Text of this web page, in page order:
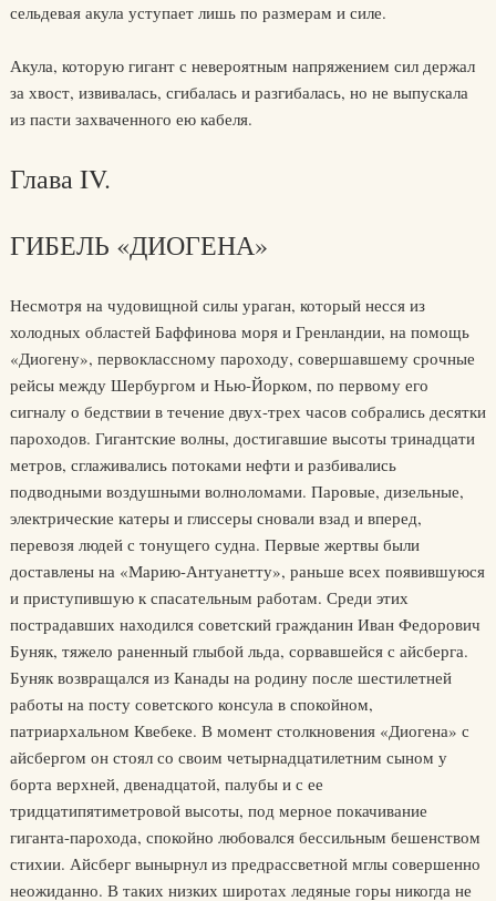
сельдевая акула уступает лишь по размерам и силе.
Акула, которую гигант с невероятным напряжением сил держал
за хвост, извивалась, сгибалась и разгибалась, но не выпускала
из пасти захваченного ею кабеля.
Глава IV.
ГИБЕЛЬ «ДИОГЕНА»
Несмотря на чудовищной силы ураган, который несся из
холодных областей Баффинова моря и Гренландии, на помощь
«Диогену», первоклассному пароходу, совершавшему срочные
рейсы между Шербургом и Нью-Йорком, по первому его
сигналу о бедствии в течение двух-трех часов собрались десятки
пароходов. Гигантские волны, достигавшие высоты тринадцати
метров, сглаживались потоками нефти и разбивались
подводными воздушными волноломами. Паровые, дизельные,
электрические катеры и глиссеры сновали взад и вперед,
перевозя людей с тонущего судна. Первые жертвы были
доставлены на «Марию-Антуанетту», раньше всех появившуюся
и приступившую к спасательным работам. Среди этих
пострадавших находился советский гражданин Иван Федорович
Буняк, тяжело раненный глыбой льда, сорвавшейся с айсберга.
Буняк возвращался из Канады на родину после шестилетней
работы на посту советского консула в спокойном,
патриархальном Квебеке. В момент столкновения «Диогена» с
айсбергом он стоял со своим четырнадцатилетним сыном у
борта верхней, двенадцатой, палубы и с ее
тридцатипятиметровой высоты, под мерное покачивание
гиганта-парохода, спокойно любовался бессильным бешенством
стихии. Айсберг вынырнул из предрассветной мглы совершенно
неожиданно. В таких низких широтах ледяные горы никогда не